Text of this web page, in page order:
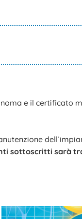
e il certificato
sottoscritti sarà